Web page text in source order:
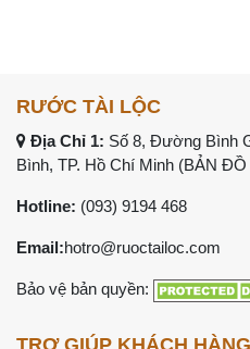
RƯỚC TÀI LỘC
Địa Chỉ 1: Số 8, Đường Bình
Bình, TP. Hồ Chí Minh (BẢN
Hotline: (093) 9194 468
Email:hotro@ruoctailoc.com
Bảo vệ bản quyền: